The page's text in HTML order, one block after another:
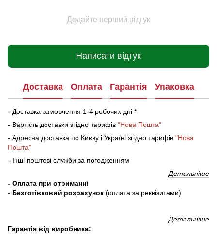
Додайте перший відгук
Написати відгук
Доставка Оплата Гарантія Упаковка
- Доставка замовлення 1-4 робочих дні *
- Вартість доставки згідно тарифів "Нова Пошта"
- Адресна доставка по Києву і Україні згідно тарифів "Нова
Пошта"
- Інші поштові служби за погодженням
Детальніше
- Оплата при отриманні
- Безготівковий розрахунок (оплата за реквізитами)
Детальніше
Гарантія від виробника: